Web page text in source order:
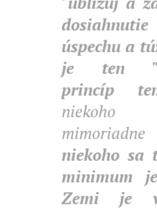
úspechu a
je ten
princíp
niekoho sa
minimum
Zemi je v